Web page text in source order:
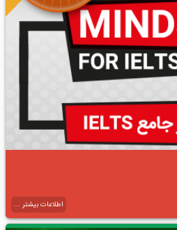
اطلاعات بیشتر ...